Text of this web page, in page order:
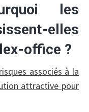
les
elles
office ?
associés à la
attractive pour